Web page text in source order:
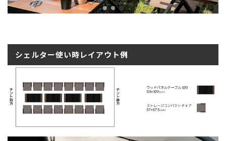
シェルター使い時レイアウト例